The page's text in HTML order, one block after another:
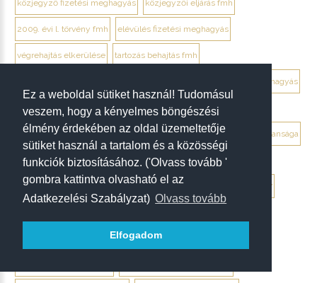
Ez a weboldal sütiket használ! Tudomásul
veszem, hogy a kényelmes böngészési
élmény érdekében az oldal üzemeltetője
sütiket használ a tartalom és a közösségi
funkciók biztosításához. ('Olvass tovább '
gombra kattintva olvasható el az
Adatkezelési Szabályzat) Olvass tovább
Elfogadom
közjegyző fizetési meghagyás közjegyzői eljárás fmh
2009. évi l. törvény fmh elévülés fizetési meghagyás
végrehajtás elkerülése tartozás behajtás fmh
ügyvéd fizetési meghagyás
debrecen ügyvéd fizetési meghagyás
végrendelet megtámadása mikor érdemes végrendelet hatálytalansága
érvénytelenség megállapítása per hagyatéki per végrendelet
megtámadási nyilatkozat megtámadás elévülése 5 év ptk. 7:37
tévedés megtévesztés fenyegetés végrendelet